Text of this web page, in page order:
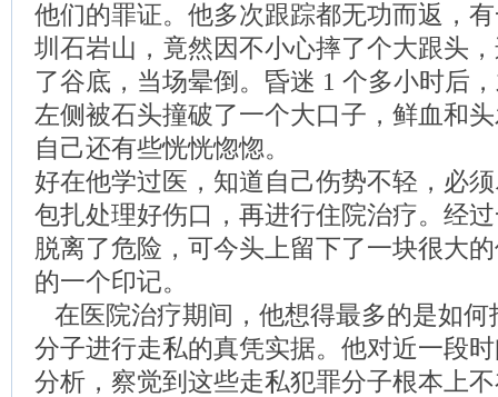
他们的罪证。他多次跟踪都无功而返，
圳石岩山，竟然因不小心摔了个大跟头
了谷底，当场晕倒。昏迷 1 个多小时后
左侧被石头撞破了一个大口子，鲜血和
自己还有些恍恍惚惚。
好在他学过医，知道自己伤势不轻，必
包扎处理好伤口，再进行住院治疗。经
脱离了危险，可今头上留下了一块很大
的一个印记。
在医院治疗期间，他想得最多的是如何
分子进行走私的真凭实据。他对近一段
分析，察觉到这些走私犯罪分子根本上